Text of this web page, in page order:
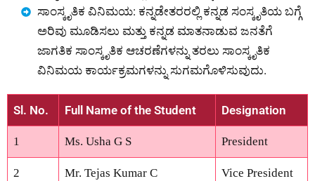
ಸಾಂಸ್ಕೃತಿಕ ವಿನಿಮಯ: ಕನ್ನಡೇತರರಲ್ಲಿ ಕನ್ನಡ ಸಂಸ್ಕೃತಿಯ ಬಗ್ಗೆ
ಅರಿವು ಮೂಡಿಸಲು ಮತ್ತು ಕನ್ನಡ ಮಾತನಾಡುವ ಜನತೆಗೆ
ಜಾಗತಿಕ ಸಾಂಸ್ಕೃತಿಕ ಆಚರಣೆಗಳನ್ನು ತರಲು ಸಾಂಸ್ಕೃತಿಕ
ವಿನಿಮಯ ಕಾರ್ಯಕ್ರಮಗಳನ್ನು ಸುಗಮಗೊಳಿಸುವುದು.
Sl. No. Full Name of the Student Designation
1 Ms. Usha G S President
2 Mr. Tejas Kumar C Vice President